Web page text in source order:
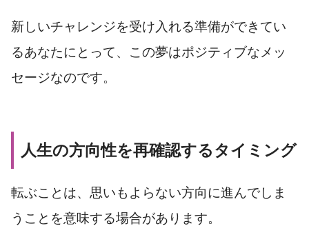
新しいチャレンジを受け入れる準備ができてい
るあなたにとって、この夢はポジティブなメッ
セージなのです。
人生の方向性を再確認するタイミング
転ぶことは、思いもよらない方向に進んでしま
うことを意味する場合があります。